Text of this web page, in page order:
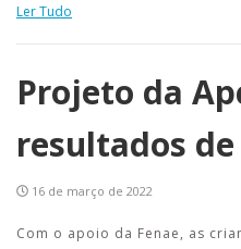
Ler Tudo
Projeto da
resultados
16 de março de 2022
Com o apoio da Fenae, as